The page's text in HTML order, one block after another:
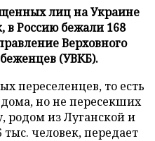
лиц на Украине
в Россию бежали 168
Верховного
(УВКБ).
переселенцев, то есть
но не пересекших
родом из Луганской и
человек, передает